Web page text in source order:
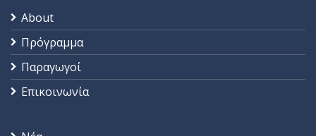
About
Πρόγραμμα
Παραγωγοί
Επικοινωνία